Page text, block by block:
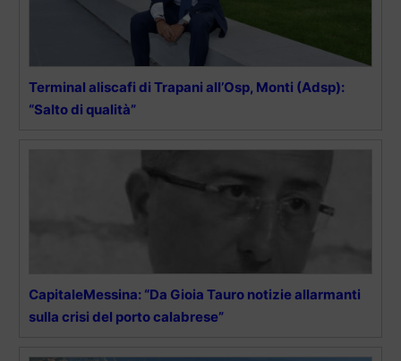
Terminal aliscafi di Trapani all’Osp, Monti (Adsp):
“Salto di qualità”
CapitaleMessina: “Da Gioia Tauro notizie allarmanti
sulla crisi del porto calabrese”